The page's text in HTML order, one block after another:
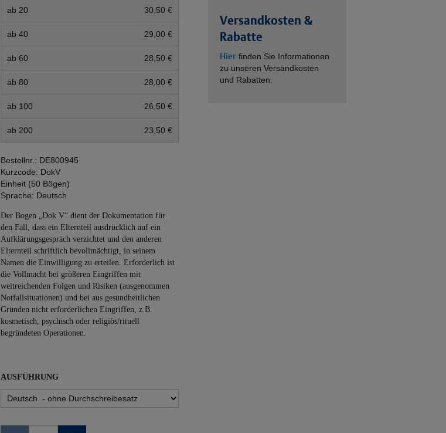
ab 20 30,50 €
ab 40 29,00 €
ab 60 28,50 €
ab 80 28,00 €
ab 100 26,50 €
ab 200 23,50 €
Bestellnr.: DE800945
Kurzcode: DokV
Einheit (50 Bögen)
Sprache: Deutsch
Der Bogen „Dok V“ dient der Dokumentation für
den Fall, dass ein Elternteil ausdrücklich auf ein
Aufklärungsgespräch verzichtet und den anderen
Elternteil schriftlich bevollmächtigt, in seinem
Namen die Einwilligung zu erteilen. Erforderlich ist
die Vollmacht bei größeren Eingriffen mit
weitreichenden Folgen und Risiken (ausgenommen
Notfallsituationen) und bei aus gesundheitlichen
Gründen nicht erforderlichen Eingriffen, z.B.
kosmetisch, psychisch oder religiös/rituell
begründeten Operationen.
AUSFÜHRUNG
Versandkosten &
Rabatte
Hier finden Sie Informationen
zu unseren Versandkosten
und Rabatten.